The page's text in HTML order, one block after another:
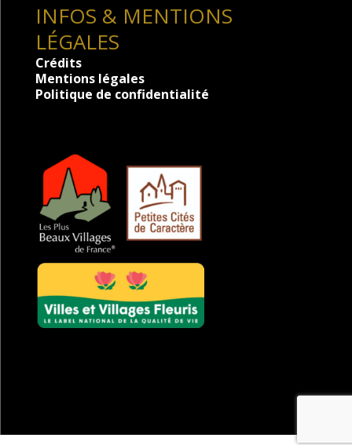
INFOS & MENTIONS
LÉGALES
Crédits
Mentions légales
Politique de confidentialité